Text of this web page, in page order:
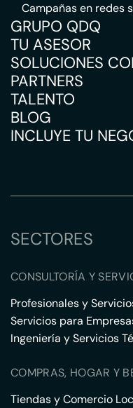
Campañas en redes
GRUPO QDQ
TU ASESOR
SOLUCIONES
PARTNERS
TALENTO
BLOG
INCLUYE TU
SECTORES
CONSULTORÍA Y
Profesionales y
Servicios para
Ingeniería y Servicios
COMPRAS, HOGAR Y
Tiendas y Comercio